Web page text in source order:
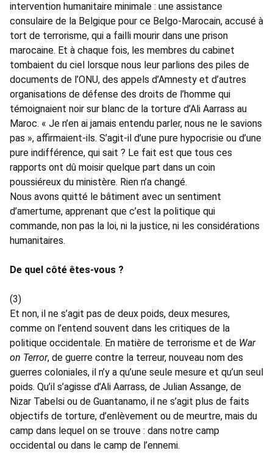
intervention humanitaire minimale : une assistance
consulaire de la Belgique pour ce Belgo-Marocain, accusé à
tort de terrorisme, qui a failli mourir dans une prison
marocaine. Et à chaque fois, les membres du cabinet
tombaient du ciel lorsque nous leur parlions des piles de
documents de l’ONU, des appels d’Amnesty et d’autres
organisations de défense des droits de l’homme qui
témoignaient noir sur blanc de la torture d’Ali Aarrass au
Maroc. « Je n’en ai jamais entendu parler, nous ne le savions
pas », affirmaient-ils. S’agit-il d’une pure hypocrisie ou d’une
pure indifférence, qui sait ? Le fait est que tous ces
rapports ont dû moisir quelque part dans un coin
poussiéreux du ministère. Rien n’a changé.
Nous avons quitté le bâtiment avec un sentiment
d’amertume, apprenant que c’est la politique qui
commande, non pas la loi, ni la justice, ni les considérations
humanitaires.
De quel côté êtes-vous ?
(3)
Et non, il ne s’agit pas de deux poids, deux mesures,
comme on l’entend souvent dans les critiques de la
politique occidentale. En matière de terrorisme et de War
on Terror, de guerre contre la terreur, nouveau nom des
guerres coloniales, il n’y a qu’une seule mesure et qu’un seul
poids. Qu’il s’agisse d’Ali Aarrass, de Julian Assange, de
Nizar Tabelsi ou de Guantanamo, il ne s’agit plus de faits
objectifs de torture, d’enlèvement ou de meurtre, mais du
camp dans lequel on se trouve : dans notre camp
occidental ou dans le camp de l’ennemi.